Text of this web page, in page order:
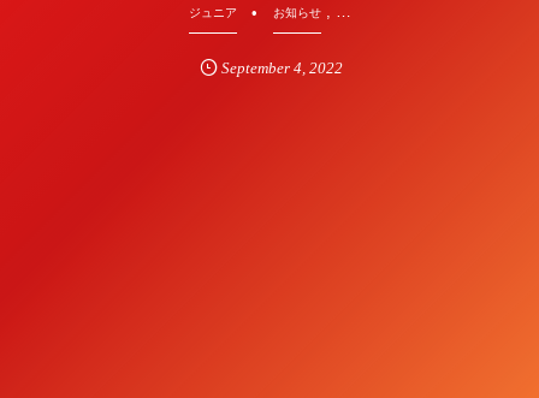
ジュニア お知らせ, …
September 4 ,2022